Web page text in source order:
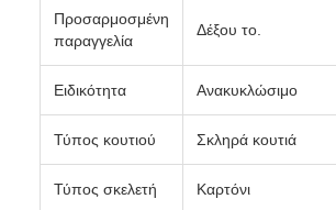
Προσαρμοσμένη
παραγγελία
Δέξου το.
Ειδικότητα Ανακυκλώσιμο
Τύπος κουτιού Σκληρά κουτιά
Τύπος σκελετή Καρτόνι